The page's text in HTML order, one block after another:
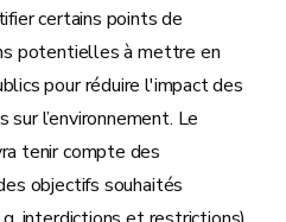
certains points de
potentielles à mettre en
pour réduire l'impact des
l’environnement. Le
tenir compte des
objectifs souhaités